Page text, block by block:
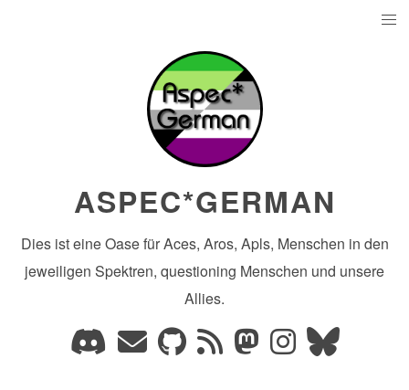
ASPEC*GERMAN
Dies ist eine Oase für Aces, Aros, Apls, Menschen in den
jeweiligen Spektren, questioning Menschen und unsere
Allies.